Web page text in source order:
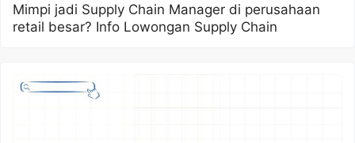
Mimpi jadi Supply Chain Manager di perusahaan
retail besar? Info Lowongan Supply Chain